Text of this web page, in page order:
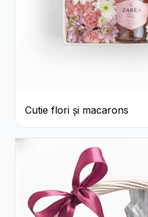
Cutie flori și macarons